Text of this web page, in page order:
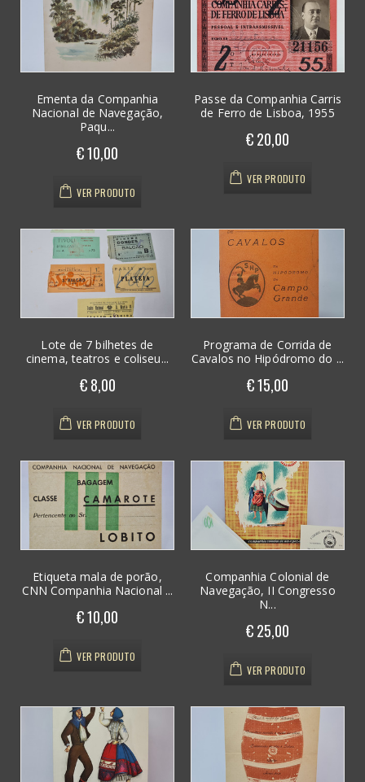
Ementa da Companhia
Nacional de Navegação,
Paqu...
€ 10,00
VER PRODUTO
Passe da Companhia Carris
de Ferro de Lisboa, 1955
€ 20,00
VER PRODUTO
Lote de 7 bilhetes de
cinema, teatros e coliseu...
€ 8,00
VER PRODUTO
Programa de Corrida de
Cavalos no Hipódromo do ...
€ 15,00
VER PRODUTO
Etiqueta mala de porão,
CNN Companhia Nacional ...
€ 10,00
VER PRODUTO
Companhia Colonial de
Navegação, II Congresso
N...
€ 25,00
VER PRODUTO